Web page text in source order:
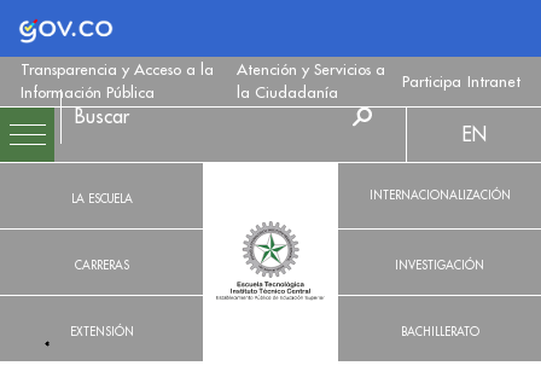
Logo Gobierno de Colombia
Transparencia y Acceso a la
Información Pública
Atención y Servicios a
la Ciudadanía
Participa Intranet
LA ESCUELA
CARRERAS
EXTENSIÓN
EN
INTERNACIONALIZACIÓN
INVESTIGACIÓN
BACHILLERATO